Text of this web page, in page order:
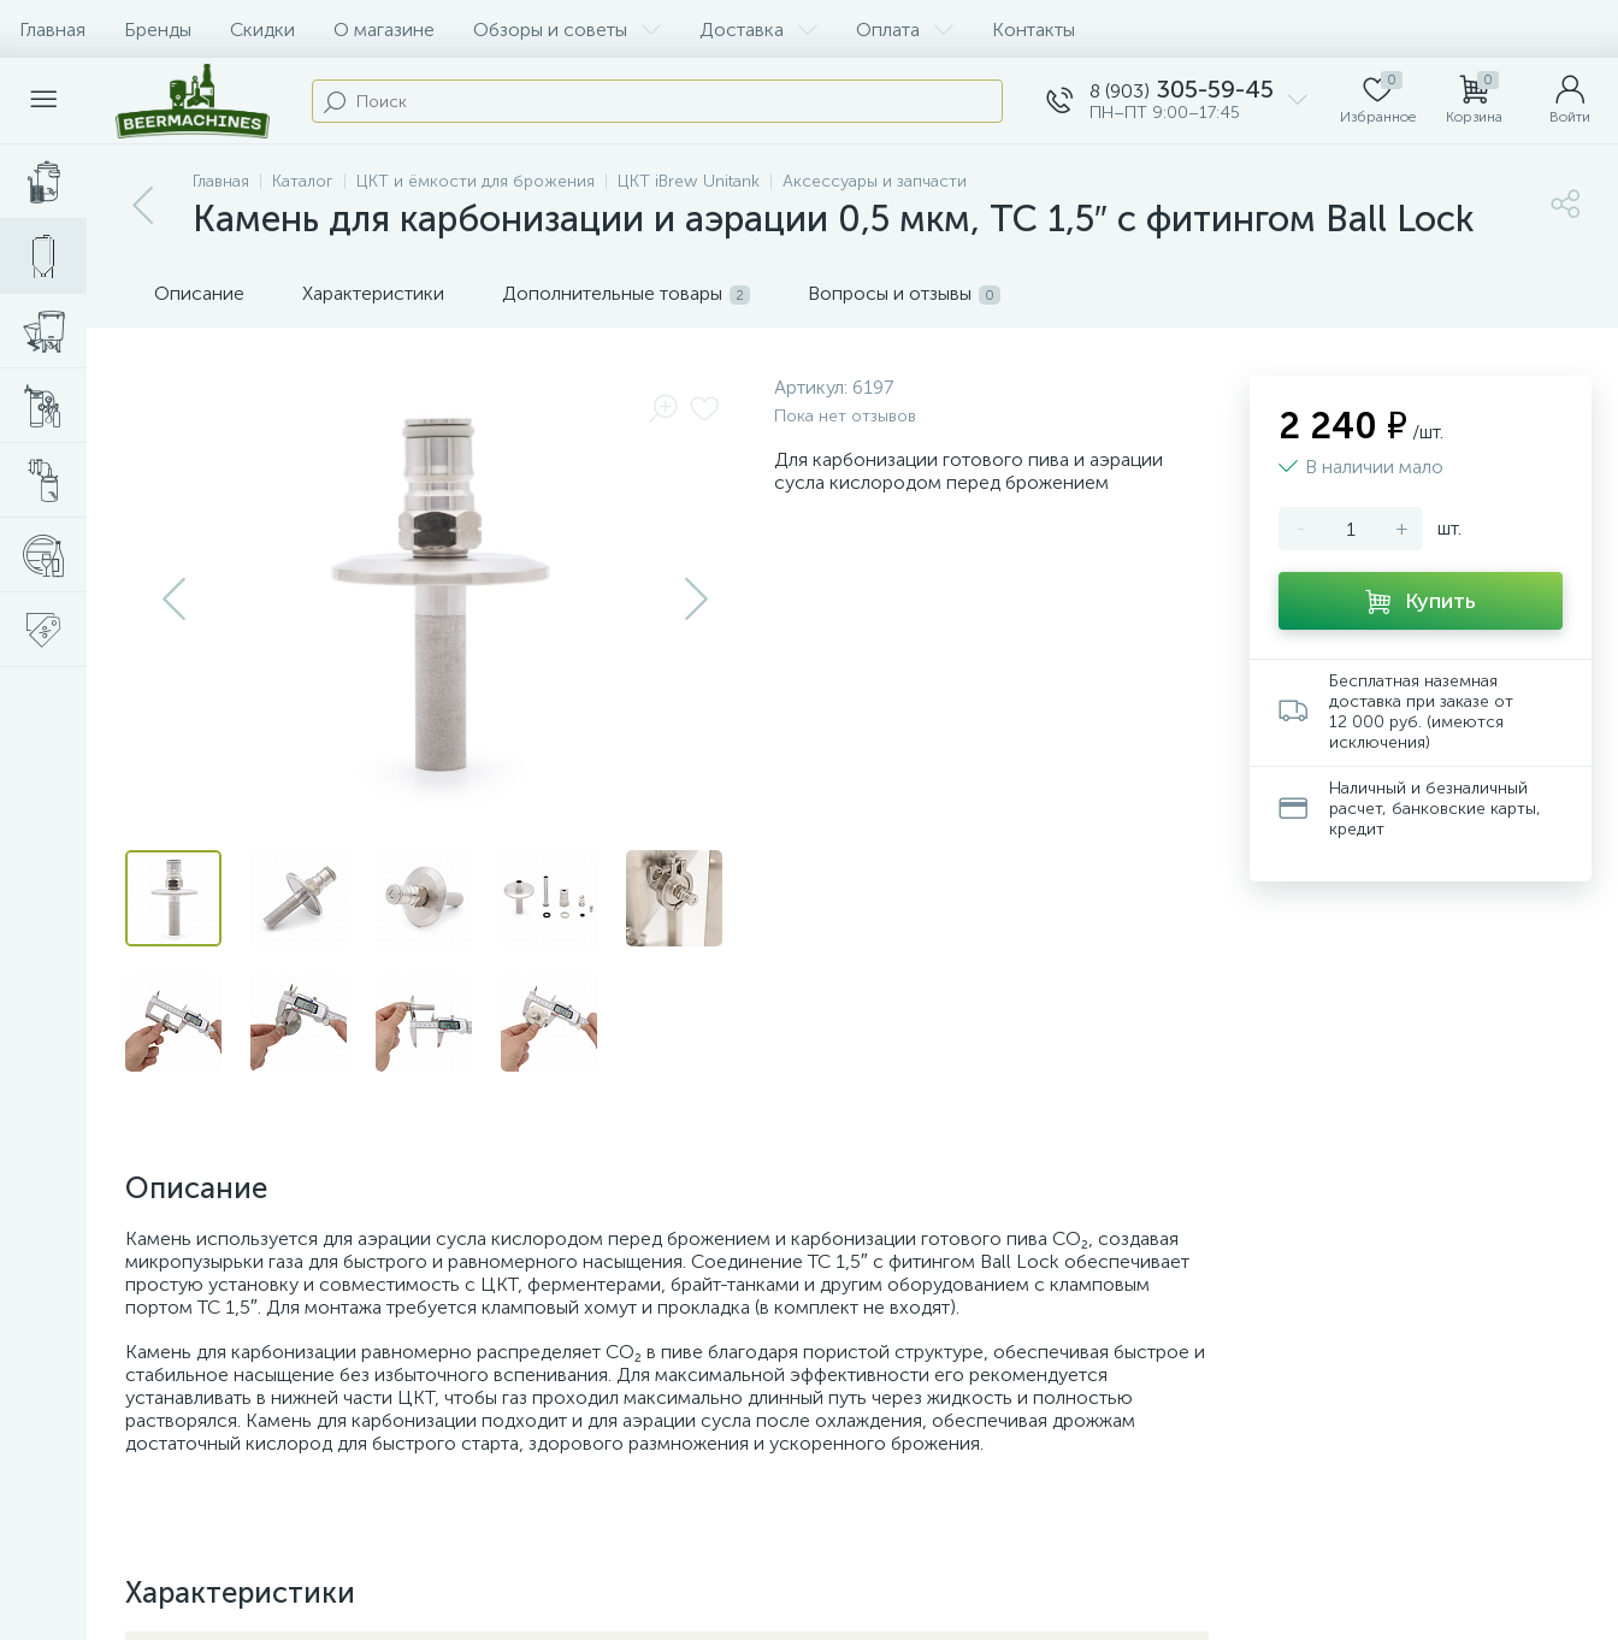
Главная Бренды Скидки О магазине Обзоры и советы Доставка Оплата Контакты
8 (903) 305-59-45
ПН–ПТ 9:00–17:45
0
Избранное
0
Корзина Войти
Главная Каталог ЦКТ и ёмкости для брожения ЦКТ iBrew Unitank Аксессуары и запчасти
Камень для карбонизации и аэрации 0,5 мкм, TC 1,5″ с фитингом Ball Lock
Описание Характеристики Дополнительные товары 2 Вопросы и отзывы 0
Артикул: 6197
Пока нет отзывов
Для карбонизации готового пива и аэрации
сусла кислородом перед брожением
Описание
Камень используется для аэрации сусла кислородом перед брожением и карбонизации готового пива CO₂, создавая
микропузырьки газа для быстрого и равномерного насыщения. Соединение TC 1,5″ с фитингом Ball Lock обеспечивает
простую установку и совместимость с ЦКТ, ферментерами, брайт-танками и другим оборудованием с кламповым
портом TC 1,5″. Для монтажа требуется кламповый хомут и прокладка (в комплект не входят).
Камень для карбонизации равномерно распределяет CO₂ в пиве благодаря пористой структуре, обеспечивая быстрое и
стабильное насыщение без избыточного вспенивания. Для максимальной эффективности его рекомендуется
устанавливать в нижней части ЦКТ, чтобы газ проходил максимально длинный путь через жидкость и полностью
растворялся. Камень для карбонизации подходит и для аэрации сусла после охлаждения, обеспечивая дрожжам
достаточный кислород для быстрого старта, здорового размножения и ускоренного брожения.
Характеристики
2 240 ₽ /шт.
В наличии мало
- + шт.
Купить
Бесплатная наземная
доставка при заказе от
12 000 руб. (имеются
исключения)
Наличный и безналичный
расчет, банковские карты,
кредит